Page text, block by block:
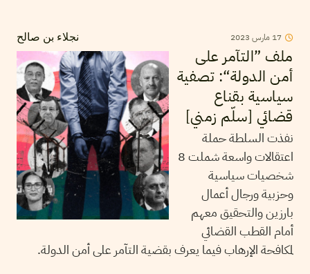
نجلاء بن صالح 17 مارس 2023
ملف ”التآمر على
أمن الدولة“: تصفية
سياسية بقناع
قضائي [سلّم زمني]
نفذت السلطة حملة
اعتقالات واسعة شملت 8
شخصيات سياسية
وحزبية ورجال أعمال
بارزين والتحقيق معهم
أمام القطب القضائي
لمكافحة الإرهاب فيما يعرف بقضية التآمر على أمن الدولة.